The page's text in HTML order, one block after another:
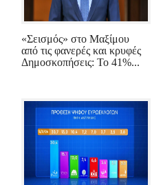
«Σεισμός» στο Μαξίμου
από τις φανερές και κρυφές
Δημοσκοπήσεις: Το 41%...